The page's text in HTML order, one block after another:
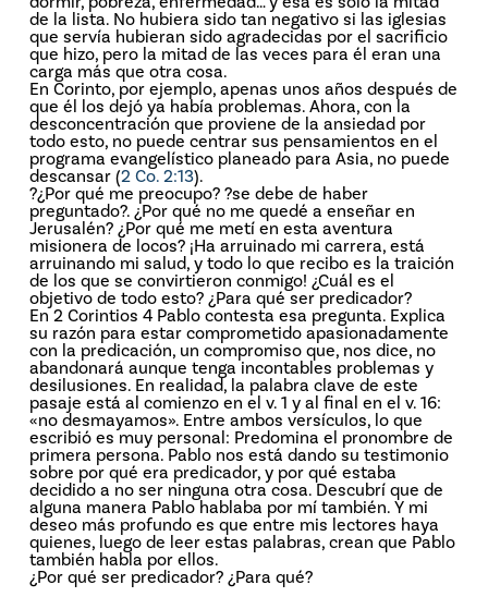
de la lista. No hubiera sido tan negativo si las iglesias
que servía hubieran sido agradecidas por el sacrificio
que hizo, pero la mitad de las veces para él eran una
carga más que otra cosa.
En Corinto, por ejemplo, apenas unos años después de
que él los dejó ya había problemas. Ahora, con la
desconcentración que proviene de la ansiedad por
todo esto, no puede centrar sus pensamientos en el
programa evangelístico planeado para Asia, no puede
descansar (2 Co. 2:13).
?¿Por qué me preocupo? ?se debe de haber
preguntado?. ¿Por qué no me quedé a enseñar en
Jerusalén? ¿Por qué me metí en esta aventura
misionera de locos? ¡Ha arruinado mi carrera, está
arruinando mi salud, y todo lo que recibo es la traición
de los que se convirtieron conmigo! ¿Cuál es el
objetivo de todo esto? ¿Para qué ser predicador?
En 2 Corintios 4 Pablo contesta esa pregunta. Explica
su razón para estar comprometido apasionadamente
con la predicación, un compromiso que, nos dice, no
abandonará aunque tenga incontables problemas y
desilusiones. En realidad, la palabra clave de este
pasaje está al comienzo en el v. 1 y al final en el v. 16:
«no desmayamos». Entre ambos versículos, lo que
escribió es muy personal: Predomina el pronombre de
primera persona. Pablo nos está dando su testimonio
sobre por qué era predicador, y por qué estaba
decidido a no ser ninguna otra cosa. Descubrí que de
alguna manera Pablo hablaba por mí también. Y mi
deseo más profundo es que entre mis lectores haya
quienes, luego de leer estas palabras, crean que Pablo
también habla por ellos.
¿Por qué ser predicador? ¿Para qué?